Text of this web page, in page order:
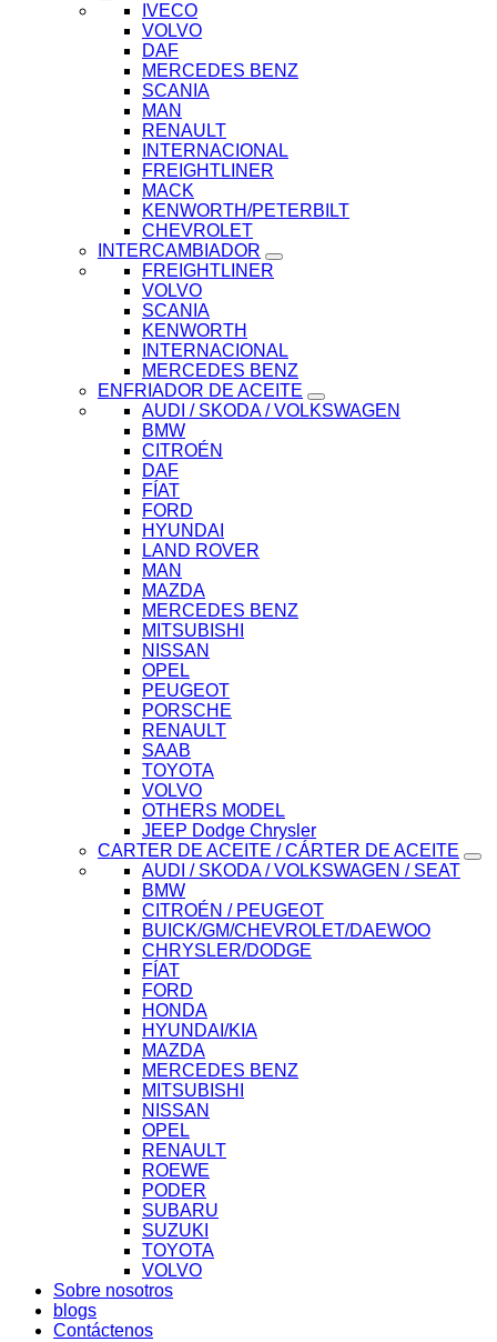
IVECO
VOLVO
DAF
MERCEDES BENZ
SCANIA
MAN
RENAULT
INTERNACIONAL
FREIGHTLINER
MACK
KENWORTH/PETERBILT
CHEVROLET
INTERCAMBIADOR
FREIGHTLINER
VOLVO
SCANIA
KENWORTH
INTERNACIONAL
MERCEDES BENZ
ENFRIADOR DE ACEITE
AUDI / SKODA / VOLKSWAGEN
BMW
CITROÉN
DAF
FÍAT
FORD
HYUNDAI
LAND ROVER
MAN
MAZDA
MERCEDES BENZ
MITSUBISHI
NISSAN
OPEL
PEUGEOT
PORSCHE
RENAULT
SAAB
TOYOTA
VOLVO
OTHERS MODEL
JEEP Dodge Chrysler
CARTER DE ACEITE / CÁRTER DE ACEITE
AUDI / SKODA / VOLKSWAGEN / SEAT
BMW
CITROÉN / PEUGEOT
BUICK/GM/CHEVROLET/DAEWOO
CHRYSLER/DODGE
FÍAT
FORD
HONDA
HYUNDAI/KIA
MAZDA
MERCEDES BENZ
MITSUBISHI
NISSAN
OPEL
RENAULT
ROEWE
PODER
SUBARU
SUZUKI
TOYOTA
VOLVO
Sobre nosotros
blogs
Contáctenos